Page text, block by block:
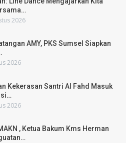
2026
AMY, PKS Sumsel Siapkan
2026
Kekerasan Santri Al Fahd Masuk
2026
, Ketua Bakum Kms Herman